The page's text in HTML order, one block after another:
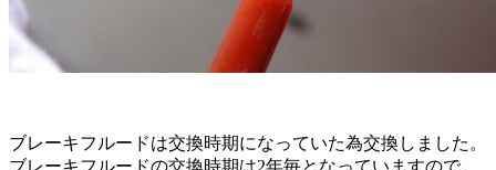
ブレーキフルードは交換時期になっていた為交換しました。
ブレーキフルードの交換時期は2年毎となっていますので、